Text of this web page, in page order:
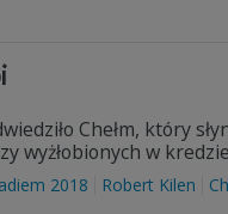
Chełm, który
wyżłobionych w
2018 Robert Kilen